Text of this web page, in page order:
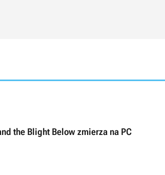
the Blight Below zmierza na PC